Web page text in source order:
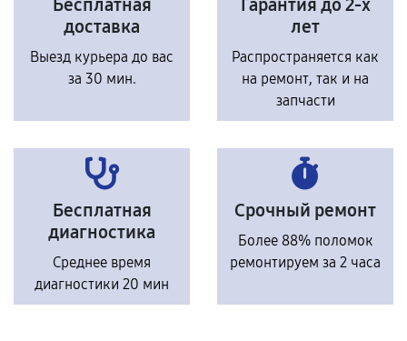
Бесплатная
доставка
Выезд курьера до вас
за 30 мин.
Гарантия до 2-х
лет
Распространяется как
на ремонт, так и на
запчасти
Бесплатная
диагностика
Среднее время
диагностики 20 мин
Срочный ремонт
Более 88% поломок
ремонтируем за 2 часа